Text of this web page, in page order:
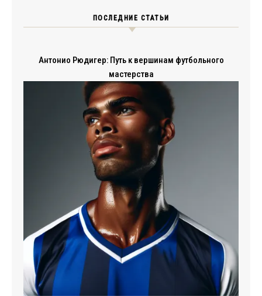
ПОСЛЕДНИЕ СТАТЬИ
Антонио Рюдигер: Путь к вершинам футбольного
мастерства